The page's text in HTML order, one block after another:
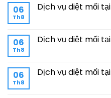
06
Th8
Dịch vụ diệt mối
06
Th8
Dịch vụ diệt mối
06
Th8
Dịch vụ diệt mối